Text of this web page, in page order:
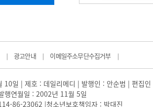
| 광고안내 | 이메일주소무단수집거부 |
일 | 제호 : 데일리메디 | 발행인 : 안순범 | 편집인
행연월일 : 2002년 11월 5일
86-23062 |청소년보호책임자 : 박대진